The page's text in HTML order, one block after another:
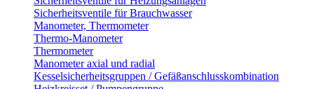
Sicherheitsventile für Brauchwasser
Manometer, Thermometer
Thermo-Manometer
Thermometer
Manometer axial und radial
Kesselsicherheitsgruppen / Gefäßanschlusskombination